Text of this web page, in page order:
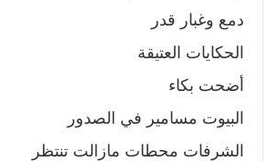
دمع وغبار قدر
الحكايات العتيقة
أضحت بكاء
البيوت مسامير في الصدور
الشرفات محطات مازالت تنتظر